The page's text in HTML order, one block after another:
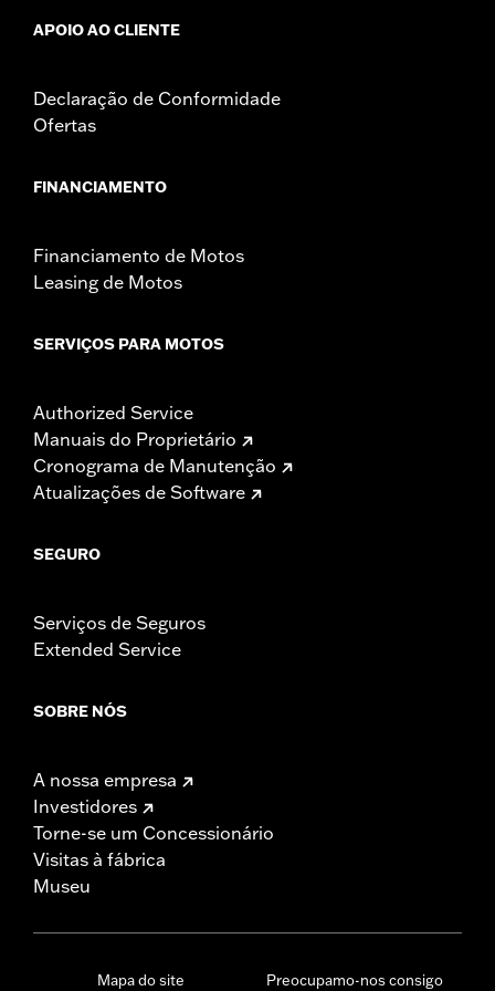
APOIO AO CLIENTE
Declaração de Conformidade
Ofertas
FINANCIAMENTO
Financiamento de Motos
Leasing de Motos
SERVIÇOS PARA MOTOS
Authorized Service
Manuais do Proprietário
Cronograma de Manutenção
Atualizações de Software
SEGURO
Serviços de Seguros
Extended Service
SOBRE NÓS
A nossa empresa
Investidores
Torne-se um Concessionário
Visitas à fábrica
Museu
Mapa do site Preocupamo-nos consigo